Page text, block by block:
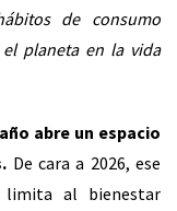
de consumo
planeta en la vida
abre un espacio
De cara a 2026, ese
limita al bienestar